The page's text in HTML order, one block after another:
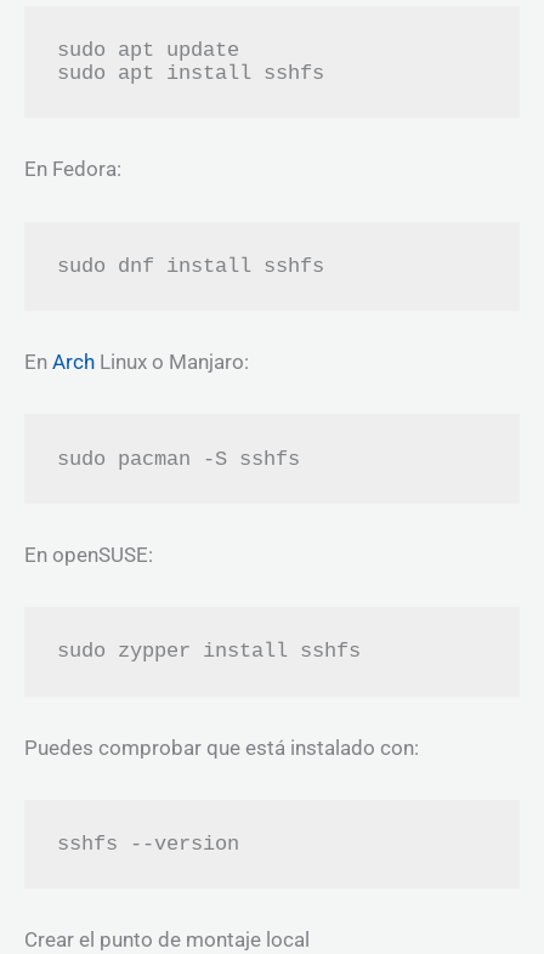
sudo apt update
sudo apt install sshfs
En Fedora:
sudo dnf install sshfs
En Arch Linux o Manjaro:
sudo pacman -S sshfs
En openSUSE:
sudo zypper install sshfs
Puedes comprobar que está instalado con:
sshfs --version
Crear el punto de montaje local